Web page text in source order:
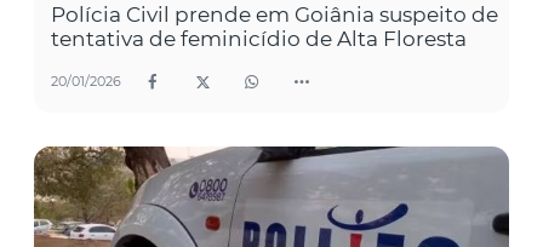
Polícia Civil prende em Goiânia suspeito de
tentativa de feminicídio de Alta Floresta
20/01/2026